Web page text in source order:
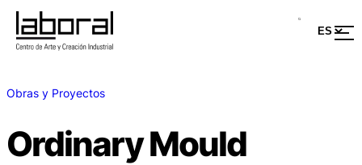
Obras y Proyectos
Ordinary Mould